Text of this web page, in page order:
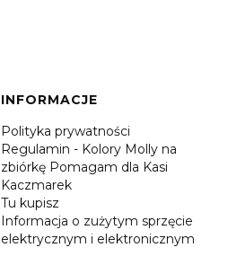
INFORMACJE
Polityka prywatności
Regulamin - Kolory Molly na
zbiórkę Pomagam dla Kasi
Kaczmarek
Tu kupisz
Informacja o zużytym sprzęcie
elektrycznym i elektronicznym